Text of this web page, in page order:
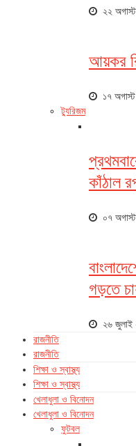
২২
আয়কর
১৭
ট্যুরিজম
কাঁঠাল
০৭
গড়তে
২৬ জুলাই
রাজনীতি
রাজনীতি
শিক্ষা ও স্বাস্থ্য
শিক্ষা ও স্বাস্থ্য
খেলাধুলা ও বিনোদন
খেলাধুলা ও বিনোদন
ফুটবল